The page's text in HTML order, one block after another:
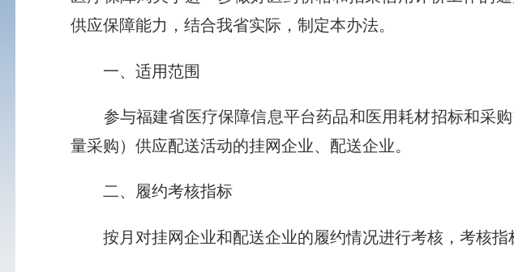
供应保障能力，结合我省实际，制定本办法。
一、适用范围
参与福建省医疗保障信息平台药品和医用耗材招标和采购
量采购）供应配送活动的挂网企业、配送企业。
二、履约考核指标
按月对挂网企业和配送企业的履约情况进行考核，考核指